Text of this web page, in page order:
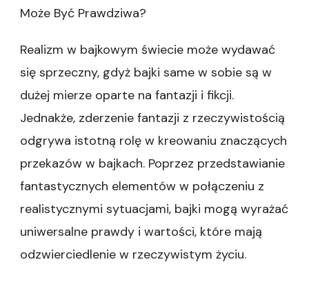
Może Być Prawdziwa?
Realizm w bajkowym świecie może wydawać
się sprzeczny, gdyż bajki same w sobie są w
dużej mierze oparte na fantazji i fikcji.
Jednakże, zderzenie fantazji z rzeczywistością
odgrywa istotną rolę w kreowaniu znaczących
przekazów w bajkach. Poprzez przedstawianie
fantastycznych elementów w połączeniu z
realistycznymi sytuacjami, bajki mogą wyrażać
uniwersalne prawdy i wartości, które mają
odzwierciedlenie w rzeczywistym życiu.